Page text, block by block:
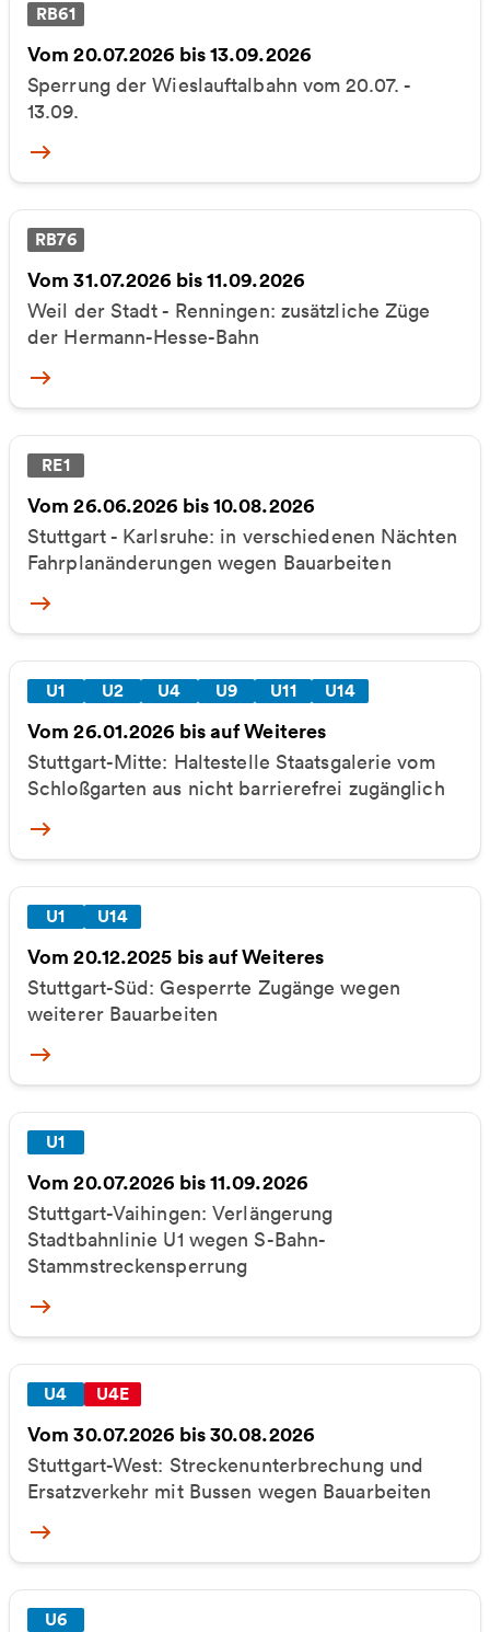
RB61
Vom 20.07.2026 bis 13.09.2026
Sperrung der Wieslauftalbahn vom 20.07. -
13.09.
More
RB76
Vom 31.07.2026 bis 11.09.2026
Weil der Stadt - Renningen: zusätzliche Züge
der Hermann-Hesse-Bahn
More
RE1
Vom 26.06.2026 bis 10.08.2026
Stuttgart - Karlsruhe: in verschiedenen Nächten
Fahrplanänderungen wegen Bauarbeiten
More
U1 U2 U4 U9 U11 U14
Vom 26.01.2026 bis auf Weiteres
Stuttgart-Mitte: Haltestelle Staatsgalerie vom
Schloßgarten aus nicht barrierefrei zugänglich
More
U1 U14
Vom 20.12.2025 bis auf Weiteres
Stuttgart-Süd: Gesperrte Zugänge wegen
weiterer Bauarbeiten
More
U1
Vom 20.07.2026 bis 11.09.2026
Stuttgart-Vaihingen: Verlängerung
Stadtbahnlinie U1 wegen S-Bahn-
Stammstreckensperrung
More
U4 U4E
Vom 30.07.2026 bis 30.08.2026
Stuttgart-West: Streckenunterbrechung und
Ersatzverkehr mit Bussen wegen Bauarbeiten
More
U6